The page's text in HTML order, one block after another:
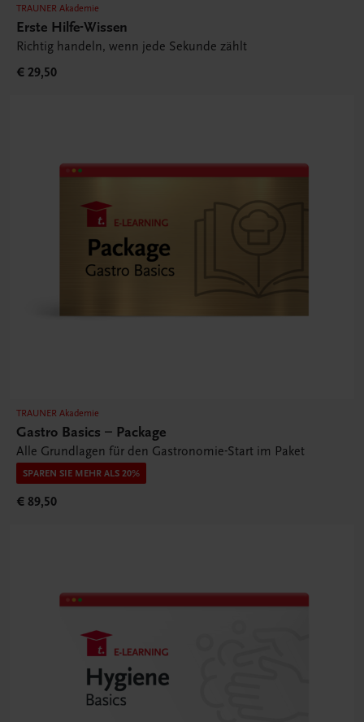
TRAUNER Akademie
Erste Hilfe-Wissen
Richtig handeln, wenn jede Sekunde zählt
€ 29,50
TRAUNER Akademie
Gastro Basics – Package
Alle Grundlagen für den Gastronomie-Start im Paket
SPAREN SIE MEHR ALS 20%
€ 89,50